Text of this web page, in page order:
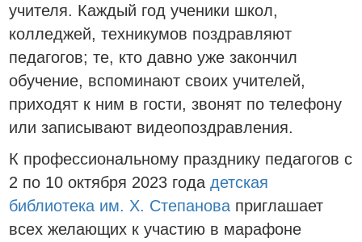
учителя. Каждый год ученики школ,
колледжей, техникумов поздравляют
педагогов; те, кто давно уже закончил
обучение, вспоминают своих учителей,
приходят к ним в гости, звонят по телефону
или записывают видеопоздравления.
К профессиональному празднику педагогов с
2 по 10 октября 2023 года детская
библиотека им. Х. Степанова приглашает
всех желающих к участию в марафоне